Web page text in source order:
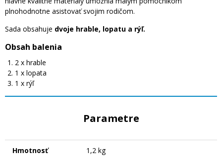
plnohodnotne asistovať svojim rodičom.
Sada obsahuje dvoje hrable, lopatu a rýľ.
Obsah balenia
2 x hrable
1 x lopata
1 x rýľ
Parametre
Hmotnosť 1,2 kg